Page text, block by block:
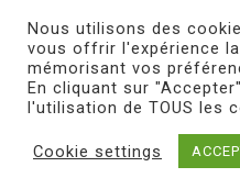
Bohn fabiennedans
Steph. RUTA dansLust for
MIRMANDdansPieds
Copyright © 2026 Le
Nous utilisons des
vous offrir l'expérience
mémorisant vos
En cliquant sur
l'utilisation de TOUS les
Cookie settings